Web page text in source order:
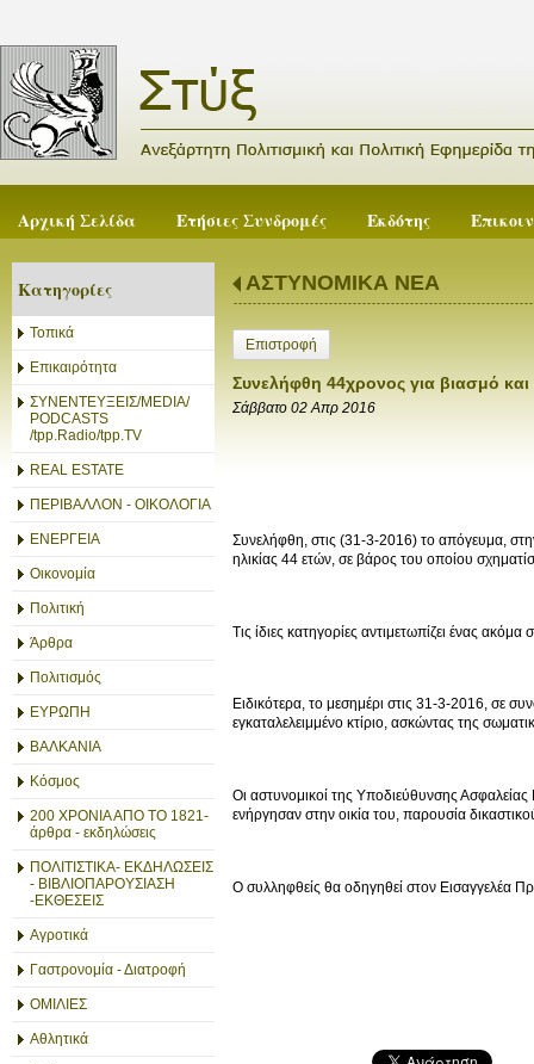
Αρχική Σελίδα Ετήσιες Συνδρομές Εκδότης
Κατηγορίες
Τοπικά
Επικαιρότητα
ΣΥΝΕΝΤΕΥΞΕΙΣ/MEDIA/
PODCASTS
/tpp.Radio/tpp.TV
REAL ESTATE
ΠΕΡΙΒΑΛΛΟΝ - ΟΙΚΟΛΟΓΙΑ
ΕΝΕΡΓΕΙΑ
Οικονομία
Πολιτική
Άρθρα
Πολιτισμός
ΕΥΡΩΠΗ
ΒΑΛΚΑΝΙΑ
Κόσμος
200 ΧΡΟΝΙΑ ΑΠΟ ΤΟ 1821-
άρθρα - εκδηλώσεις
ΠΟΛΙΤΙΣΤΙΚΑ- ΕΚΔΗΛΩΣΕΙΣ
- ΒΙΒΛΙΟΠΑΡΟΥΣΙΑΣΗ
-ΕΚΘΕΣΕΙΣ
Αγροτικά
Γαστρονομία - Διατροφή
ΟΜΙΛΙΕΣ
Αθλητικά
ΑΣΤΥΝΟΜΙΚΑ ΝΕΑ
Επιστροφή
Συνελήφθη 44χρονος για βιασμό
Σάββατο 02 Απρ 2016
Συνελήφθη, στις (31-3-2016) το απόγευμα,
ηλικίας 44 ετών, σε βάρος του οποίου
Τις ίδιες κατηγορίες αντιμετωπίζει ένας
Ειδικότερα, το μεσημέρι στις 31-3-2016, σε
εγκαταλελειμμένο κτίριο, ασκώντας της
Οι αστυνομικοί της Υποδιεύθυνσης
ενήργησαν στην οικία του, παρουσία
Ο συλληφθείς θα οδηγηθεί στον Εισαγγελέα